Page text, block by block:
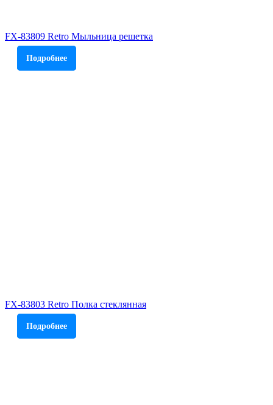
FX-83809 Retro Мыльница решетка
Подробнее
FX-83803 Retro Полка стеклянная
Подробнее